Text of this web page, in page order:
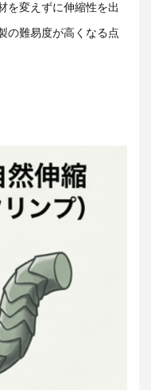
を変えずに伸縮性を出
の難易度が高くなる点